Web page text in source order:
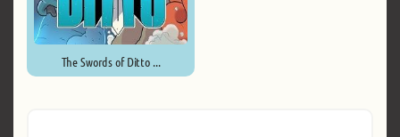
The Swords of Ditto ...